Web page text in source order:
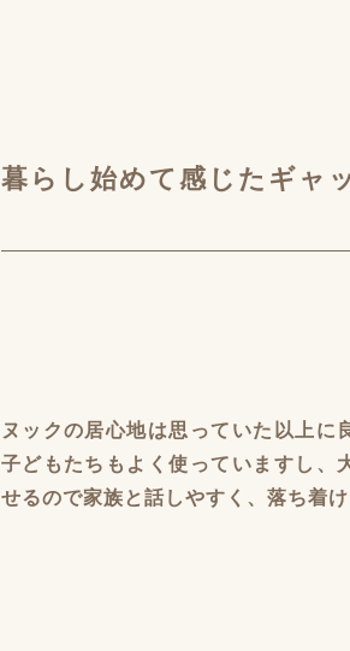
暮らし始めて感じたギャ
ヌックの居心地は思っていた以上に
子どもたちもよく使っていますし、
せるので家族と話しやすく、落ち着